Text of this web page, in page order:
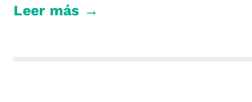
Leer más →